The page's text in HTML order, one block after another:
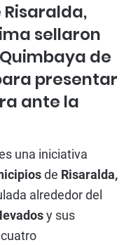
sellaron
de
presentar
ante la
una iniciativa
de Risaralda,
alrededor del
y sus